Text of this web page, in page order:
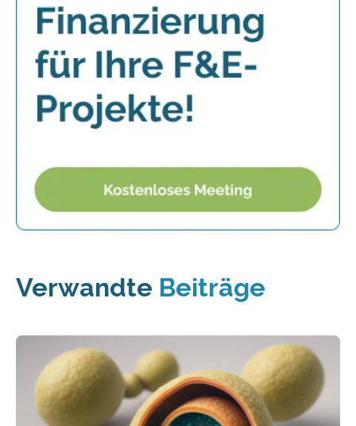
Verwandte Beiträge